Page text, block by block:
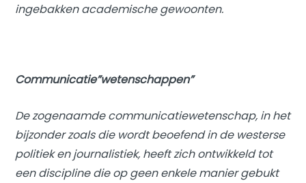
ingebakken academische gewoonten.
Communicatie”wetenschappen”
De zogenaamde communicatiewetenschap, in het
bijzonder zoals die wordt beoefend in de westerse
politiek en journalistiek, heeft zich ontwikkeld tot
een discipline die op geen enkele manier gebukt